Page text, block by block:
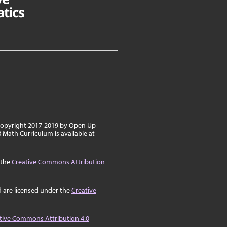
2017-2019 by Open Up
Math Curriculum is available at
Creative Commons Attribution
are licensed under theCreative
Commons Attribution 4.0